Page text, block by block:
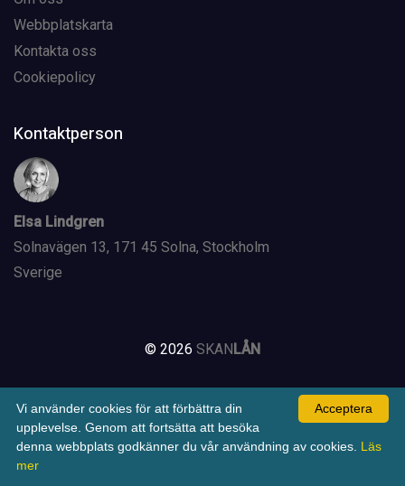
Webbplatskarta
Kontakta oss
Cookiepolicy
Kontaktperson
Elsa Lindgren
Solnavägen 13, 171 45 Solna, Stockholm
Sverige
© 2026 SKANLÅN
W Acceptera
Vi använder cookies för att förbättra din
upplevelse. Genom att fortsätta att besöka
denna webbplats godkänner du vår användning av cookies. Läs
mer